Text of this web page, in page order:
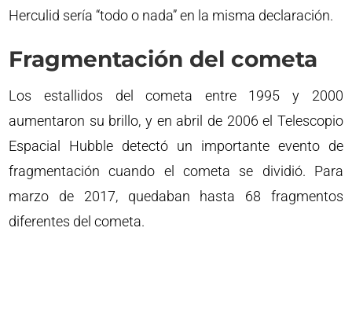
Herculid sería “todo o nada” en la misma declaración.
Fragmentación del cometa
Los estallidos del cometa entre 1995 y 2000
aumentaron su brillo, y en abril de 2006 el Telescopio
Espacial Hubble detectó un importante evento de
fragmentación cuando el cometa se dividió. Para
marzo de 2017, quedaban hasta 68 fragmentos
diferentes del cometa.